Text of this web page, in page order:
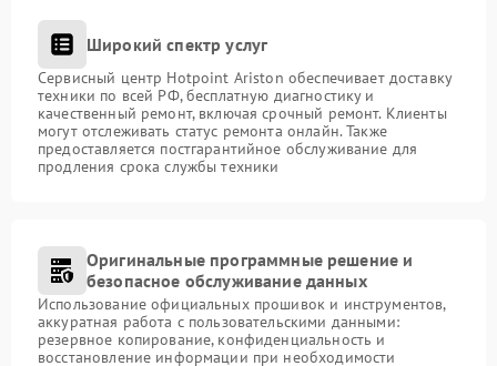
Широкий спектр услуг
Сервисный центр Hotpoint Ariston обеспечивает доставку
техники по всей РФ, бесплатную диагностику и
качественный ремонт, включая срочный ремонт. Клиенты
могут отслеживать статус ремонта онлайн. Также
предоставляется постгарантийное обслуживание для
продления срока службы техники
Оригинальные программные решение и
безопасное обслуживание данных
Использование официальных прошивок и инструментов,
аккуратная работа с пользовательскими данными:
резервное копирование, конфиденциальность и
восстановление информации при необходимости